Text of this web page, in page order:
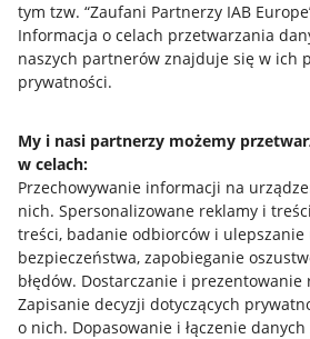
tym tzw. “Zaufani Partnerzy IAB
Informacja o celach przetwarzania
naszych partnerów znajduje się w ich
prywatności.
My i nasi partnerzy możemy
w celach:
Przechowywanie informacji na
nich. Spersonalizowane reklamy i
treści, badanie odbiorców i ulepszanie
bezpieczeństwa, zapobieganie
błędów. Dostarczanie i prezentowanie
Zapisanie decyzji dotyczących
o nich. Dopasowanie i łączenie
Przydatne informacje
Jak to działa
Allegro Gadane dla sprzedających
Allegro Gadane dla kupujących
Mapa miejscowości
Informacje prawne